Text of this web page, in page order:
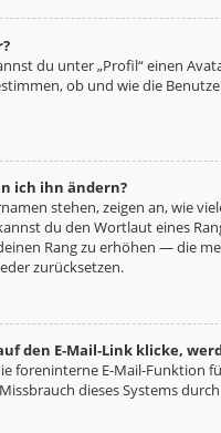
du unter „Profil“ einen
ob und wie die
ich ihn ändern?
stehen, zeigen an, wie
du den Wortlaut eines
Rang zu erhöhen — die
zurücksetzen.
den E-Mail-Link klicke,
foreninterne E-Mail-Funktion
dieses Systems